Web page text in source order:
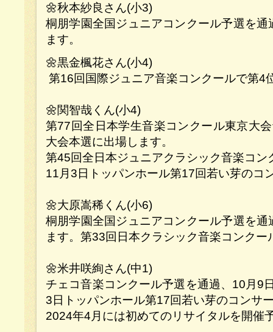
🌼秋本紗良さん(小3)
桐朋学園全国ジュニアコンクール予選を
ます。
🌼黒金楓花さん(小4)
第16回国際ジュニア音楽コンクールで第
🌼関智哉くん(小4)
第77回全日本学生音楽コンクール東京大
大会本選に出場します。
第45回全日本ジュニアクラシック音楽コン
11月3日トッパンホール第17回若い芽のコ
🌼大原嵩稀くん(小6)
桐朋学園全国ジュニアコンクール予選を
ます。第33回日本クラシック音楽コンクー
🌼米井咲絢さん(中1)
チェコ音楽コンクール予選を通過、10月9
3日トッパンホール第17回若い芽のコンサ
2024年4月には初めてのリサイタルを開催